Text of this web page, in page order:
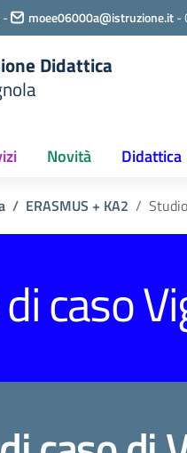
- moee06000a@istruzione.it-
Didattica
Novità Didattica
ERASMUS + KA2
caso